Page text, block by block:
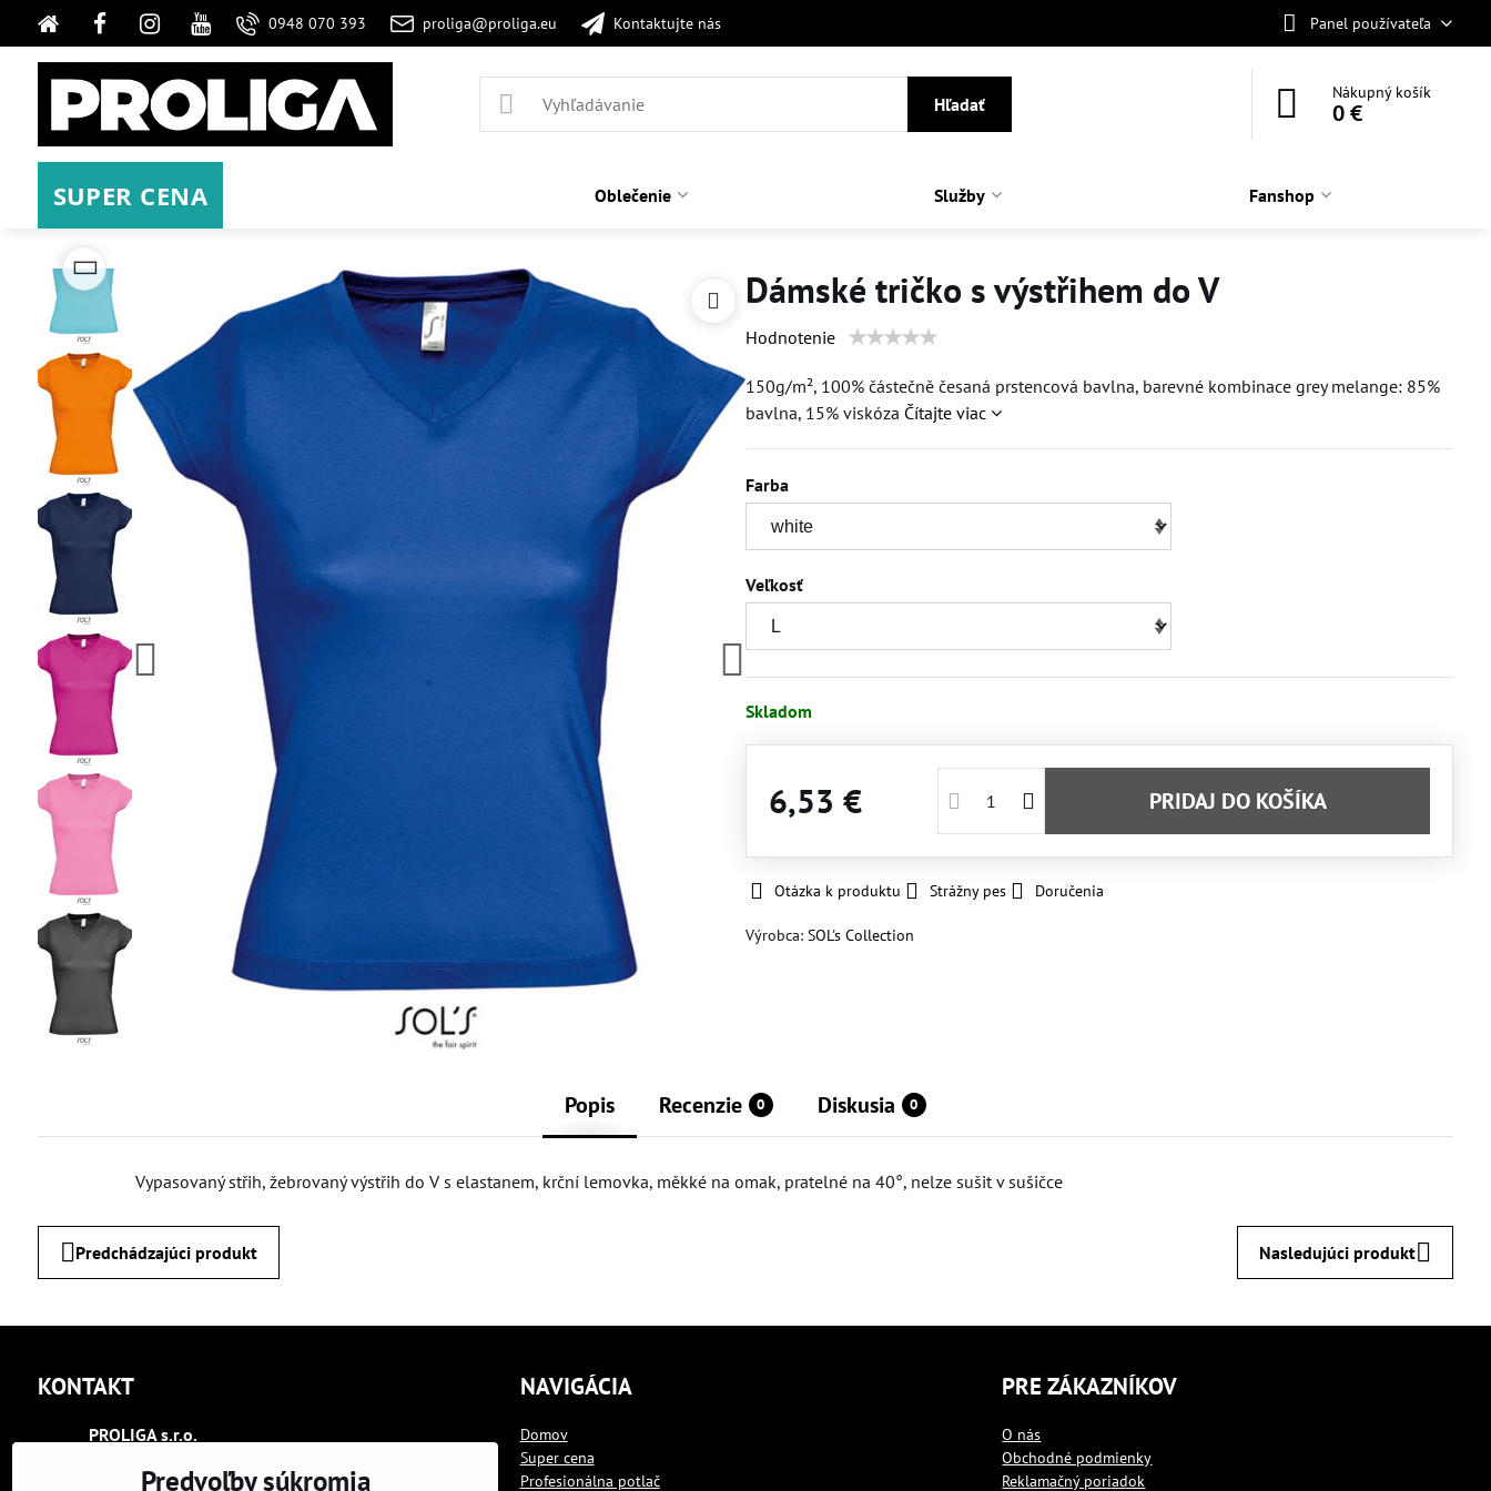
0948 070 393 proliga@proliga.eu Kontaktujte nás Panel používateľa
Hľadať
Nákupný košík
0 €
SUPER CENA Oblečenie Služby Fanshop
Dámské tričko s výstřihem do V
Hodnotenie
150g/m², 100% částečně česaná prstencová bavlna, barevné kombinace grey melange: 85%
bavlna, 15% viskóza Čítajte viac
Farba
Veľkosť
Skladom
6,53 € PRIDAJ DO KOŠÍKA
Otázka k produktu Strážny pes Doručenia
Výrobca: SOL's Collection
Popis Recenzie 0 Diskusia 0
Vypasovaný střih, žebrovaný výstřih do V s elastanem, krční lemovka, měkké na omak, pratelné na 40°, nelze sušit v sušičce
Predchádzajúci produkt Nasledujúci produkt
KONTAKT
PROLIGA s​.r​.o​.
Kasárenská 2404
NAVIGÁCIA
Domov
Super cena
Profesionálna potlač
PRE ZÁKAZNÍKOV
O nás
Obchodné podmienky
Reklamačný poriadok
Predvoľby súkromia